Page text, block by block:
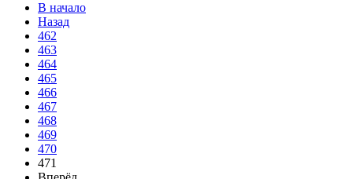
В начало
Назад
462
463
464
465
466
467
468
469
470
471